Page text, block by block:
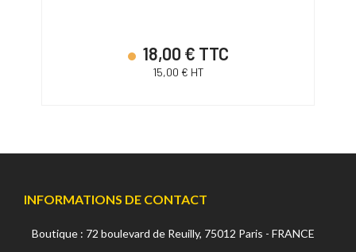
18,00 € TTC
15,00 € HT
INFORMATIONS DE CONTACT
Boutique : 72 boulevard de Reuilly, 75012 Paris - FRANCE